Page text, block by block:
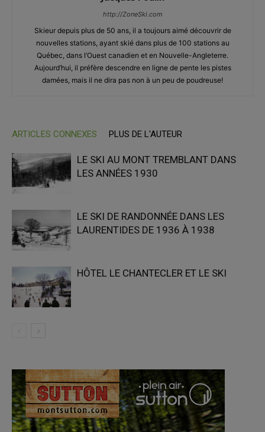
http://ZoneSki.com
Skieur depuis plus de 50 ans, il a toujours aimé découvrir de
nouvelles stations, ayant skié dans plus de 100 stations au
Québec, dans l’Ouest canadien et en Nouvelle-Angleterre.
Aujourd’hui, il préfère descendre en ligne de pente les pistes
damées, mais il ne dira pas non à un peu de poudreuse!
ARTICLES CONNEXES PLUS DE L'AUTEUR
LE SKI AU MONT TREMBLANT DANS
LES ANNÉES 1930
LE SKI DE RANDONNÉE DANS LES
LAURENTIDES DE 1936 À 1938
HÔTEL LE CHANTECLER ET LE SKI